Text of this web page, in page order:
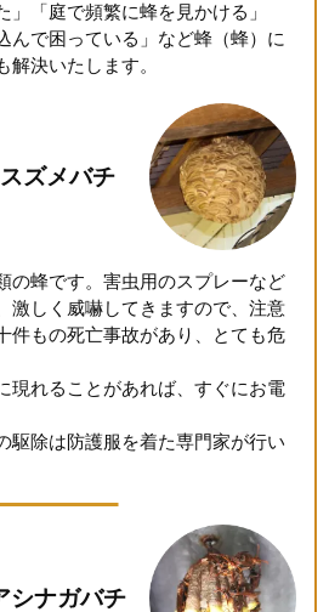
」「庭で頻繁に蜂を見かける」
んで困っている」など蜂（蜂）に
解決いたします。
スズメバチ
の蜂です。害虫用のスプレーなど
激しく威嚇してきますので、注意
件もの死亡事故があり、とても危
現れることがあれば、すぐにお電
駆除は防護服を着た専門家が行い
シナガバチ